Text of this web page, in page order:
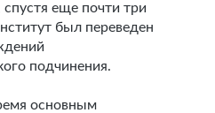
спустя еще почти три
был переведен
подчинения.
основным